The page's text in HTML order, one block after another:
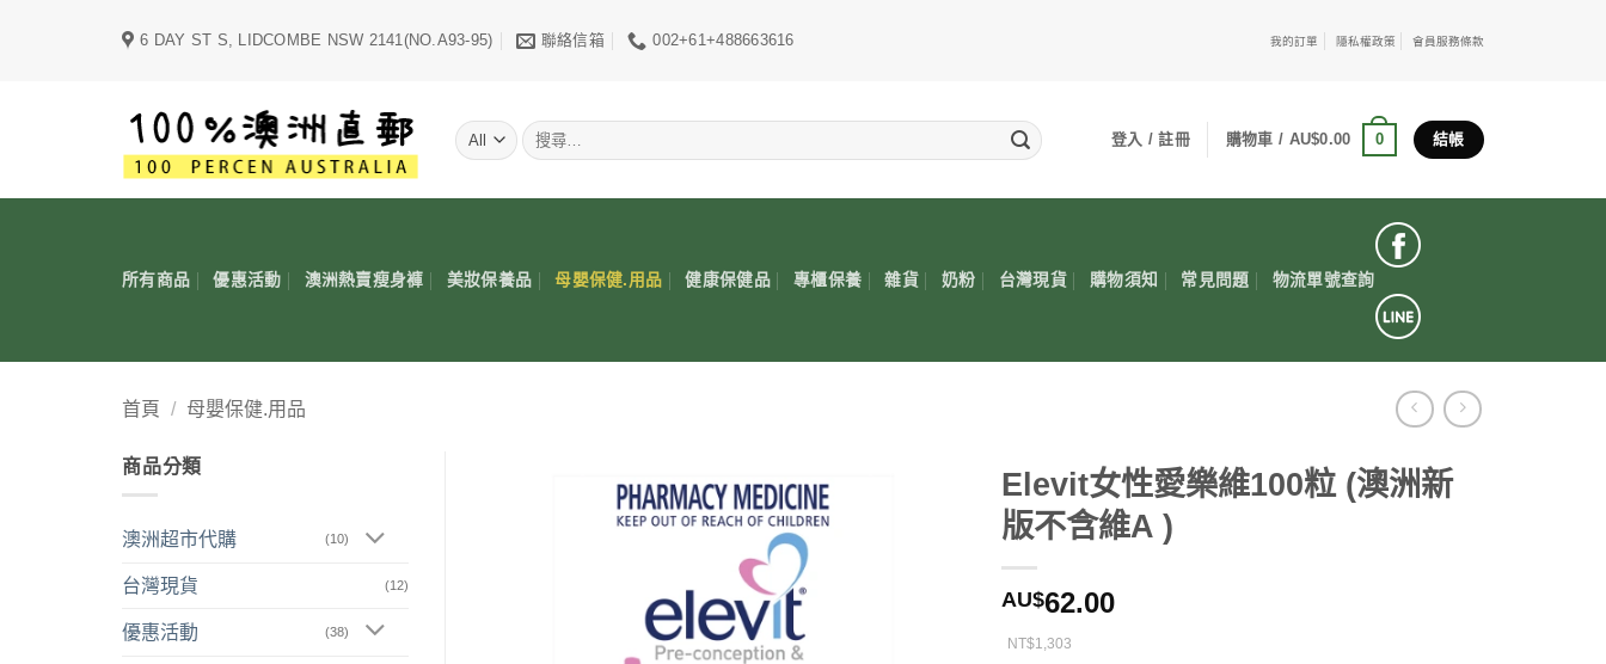
6 DAY ST S, LIDCOMBE NSW 2141(NO.A93-95) 聯絡信箱 002+61+488663616 我的訂單 隱私權政策 會員服務條款
搜
尋
鍵
登入 / 註冊 購物車 / AU$0.00 0 結帳
所有商品 優惠活動 澳洲熱賣瘦身褲 美妝保養品 母嬰保健.用品 健康保健品 專櫃保養 雜貨 奶粉 台灣現貨 購物須知 常見問題 物流單號查詢
首頁 / 母嬰保健.用品
商品分類
澳洲超市代購 (10)
台灣現貨 (12)
優惠活動 (38)
Elevit女性愛樂維100粒 (澳洲新
版不含維A )
AU$62.00
NT$1,303